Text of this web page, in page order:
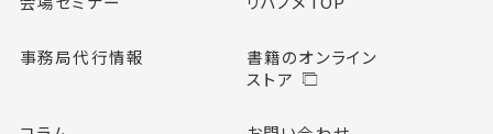
事務局代行情報
書籍のオンライン
ストア